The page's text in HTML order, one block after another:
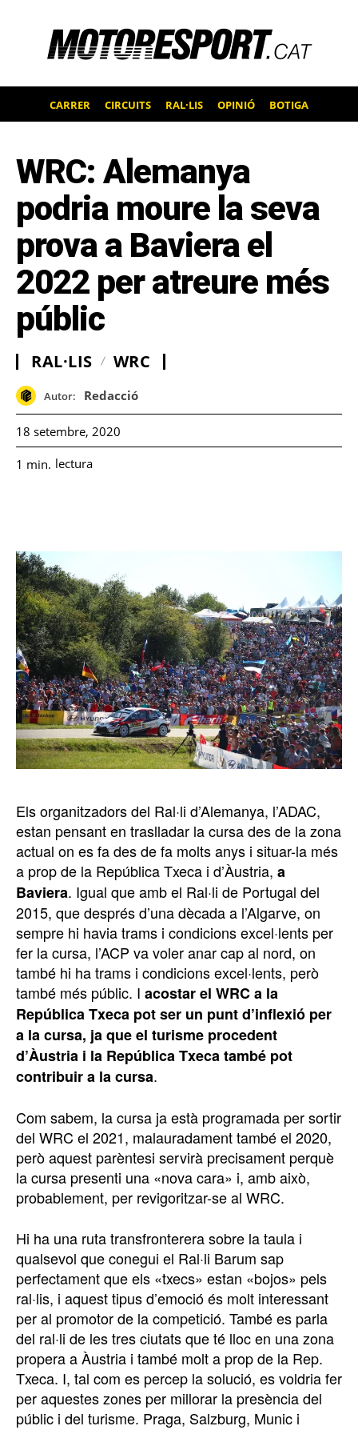
CARRER CIRCUITS RAL·LIS OPINIÓ BOTIGA
WRC: Alemanya
podria moure la seva
prova a Baviera el
2022 per atreure més
públic
RAL·LIS WRC
Autor: Redacció
18 setembre, 2020
1 min. lectura
Els organitzadors del Ral·li d’Alemanya, l’ADAC,
estan pensant en traslladar la cursa des de la zona
actual on es fa des de fa molts anys i situar-la més
a prop de la República Txeca i d’Àustria, a
Baviera. Igual que amb el Ral·li de Portugal del
2015, que després d’una dècada a l’Algarve, on
sempre hi havia trams i condicions excel·lents per
fer la cursa, l’ACP va voler anar cap al nord, on
també hi ha trams i condicions excel·lents, però
també més públic. I acostar el WRC a la
República Txeca pot ser un punt d’inflexió per
a la cursa, ja que el turisme procedent
d’Àustria i la República Txeca també pot
contribuir a la cursa.
Com sabem, la cursa ja està programada per sortir
del WRC el 2021, malauradament també el 2020,
però aquest parèntesi servirà precisament perquè
la cursa presenti una «nova cara» i, amb això,
probablement, per revigoritzar-se al WRC.
Hi ha una ruta transfronterera sobre la taula i
qualsevol que conegui el Ral·li Barum sap
perfectament que els «txecs» estan «bojos» pels
ral·lis, i aquest tipus d’emoció és molt interessant
per al promotor de la competició. També es parla
del ral·li de les tres ciutats que té lloc en una zona
propera a Àustria i també molt a prop de la Rep.
Txeca. I, tal com es percep la solució, es voldria fer
per aquestes zones per millorar la presència del
públic i del turisme. Praga, Salzburg, Munic i